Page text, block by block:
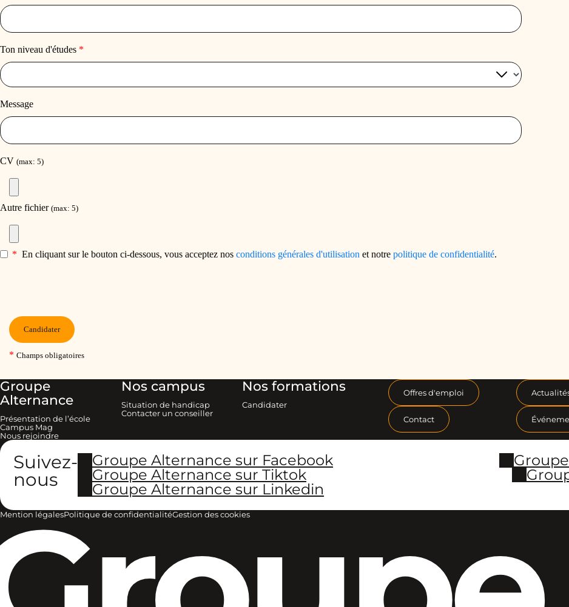
Groupe
Alternance
Présentation de l’école
Campus Mag
Nous rejoindre
Nos campus
Situation de handicap
Contacter un conseiller
Nos formations
Candidater
Offres d'emploi
Contact
Suivez-
nous
Groupe Alternance sur Facebook
Groupe Alternance sur Tiktok
Groupe Alternance sur Linkedin
Mention légalesPolitique de confidentialitéGestion des cookies